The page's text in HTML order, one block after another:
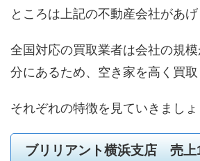
ところは上記の不動産会社があげ
全国対応の買取業者は会社の規
分にあるため、空き家を高く買取
それぞれの特徴を見ていきましょ
ブリリアント横浜支店 売上